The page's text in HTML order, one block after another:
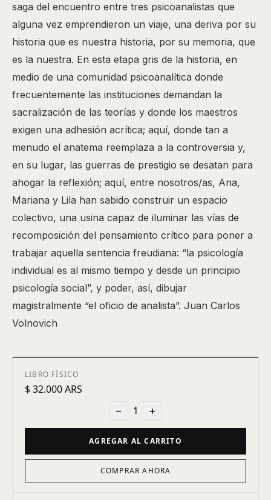
saga del encuentro entre tres psicoanalistas que
alguna vez emprendieron un viaje, una deriva por su
historia que es nuestra historia, por su memoria, que
es la nuestra. En esta etapa gris de la historia, en
medio de una co­munidad psicoanalítica donde
frecuentemente las institu­ciones demandan la
sacralización de las teorías y donde los maestros
exigen una adhesión acrítica; aquí, donde tan a
menudo el anatema reemplaza a la controversia y,
en su lugar, las guerras de prestigio se desatan para
ahogar la reflexión; aquí, entre nosotros/as, Ana,
Mariana y Lila han sabido construir un espacio
colectivo, una usina capaz de iluminar las vías de
recomposición del pensamiento crítico para poner a
trabajar aquella sentencia freudiana: “la psicología
individual es al mismo tiempo y desde un principio
psicología social”, y poder, así, dibujar
magistralmente “el oficio de analista”. Juan Carlos
Volnovich
LIBRO FÍSICO
$ 32.000 ARS
− 1 +
AGREGAR AL CARRITO
COMPRAR AHORA